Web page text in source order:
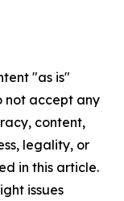
"as is"
not accept any
content,
legality, or
in this article.
issues